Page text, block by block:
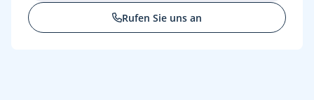
Rufen Sie uns an